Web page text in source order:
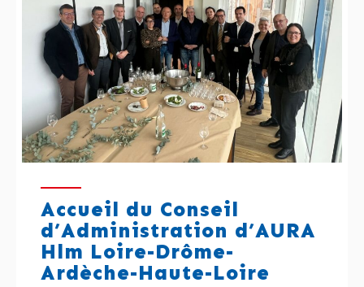
Accueil du Conseil
d’Administration d’AURA
Hlm Loire-Drôme-
Ardèche-Haute-Loire